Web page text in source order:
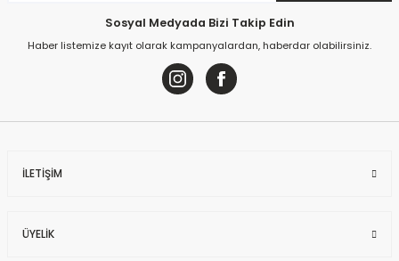
Sosyal Medyada Bizi Takip Edin
Haber listemize kayıt olarak kampanyalardan, haberdar olabilirsiniz.
İLETİŞİM
ÜYELİK